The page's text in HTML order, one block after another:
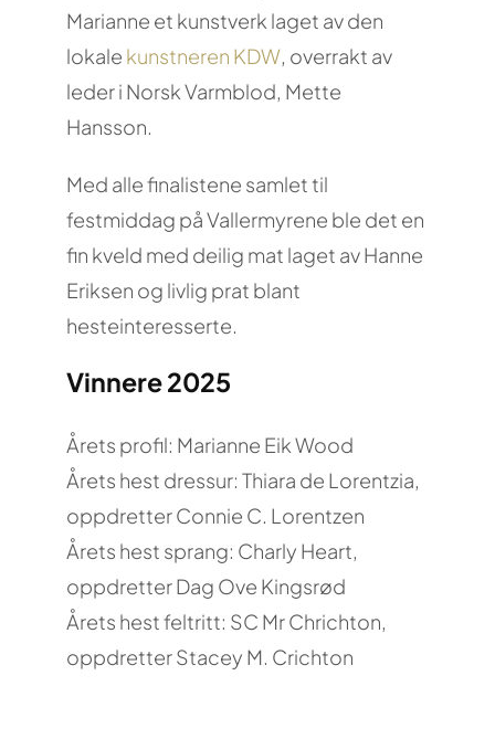
Marianne et kunstverk laget av den
lokale kunstneren KDW, overrakt av
leder i Norsk Varmblod, Mette
Hansson.
Med alle finalistene samlet til
festmiddag på Vallermyrene ble det en
fin kveld med deilig mat laget av Hanne
Eriksen og livlig prat blant
hesteinteresserte.
Vinnere 2025
Årets profil: Marianne Eik Wood
Årets hest dressur: Thiara de Lorentzia,
oppdretter Connie C. Lorentzen
Årets hest sprang: Charly Heart,
oppdretter Dag Ove Kingsrød
Årets hest feltritt: SC Mr Chrichton,
oppdretter Stacey M. Crichton